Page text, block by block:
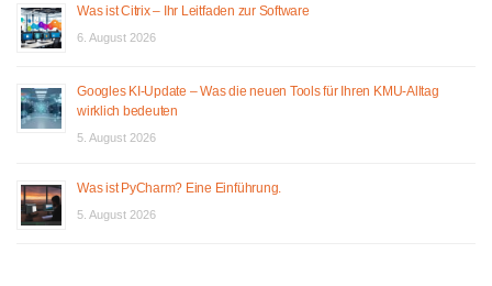
Was ist Citrix – Ihr Leitfaden zur Software
6. August 2026
Googles KI-Update – Was die neuen Tools für Ihren KMU-Alltag
wirklich bedeuten
5. August 2026
Was ist PyCharm? Eine Einführung.
5. August 2026